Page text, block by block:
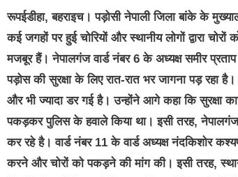
रूपईडीहा, बहराइच। पड़ोसी नेपाली जिला बांके के
कई जगहों पर हुई चोरियों और स्थानीय लोगों द्वारा
मजबूर हैं। नेपालगंज वार्ड नंबर 6 के अध्यक्ष समीर
पड़ोस की सुरक्षा के लिए रात-रात भर जागना पड़ रहा
और भी ज्यादा डर गई है। उन्होंने आगे कहा कि सुरक्षा
पकड़कर पुलिस के हवाले किया था। इसी तरह,
कर रहे है। वार्ड नंबर 11 के वार्ड अध्यक्ष नंदकिशोर
करने और चोरों को पकड़ने की मांग की। इसी तरह,